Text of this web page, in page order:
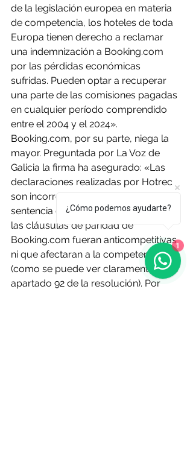
de la legislación europea en materia
de competencia, los hoteles de toda
Europa tienen derecho a reclamar
una indemnización a Booking.com
por las pérdidas económicas
sufridas. Pueden optar a recuperar
una parte de las comisiones pagadas
en cualquier período comprendido
entre el 2004 y el 2024».
Booking.com, por su parte, niega la
mayor. Preguntada por La Voz de
Galicia la firma ha asegurado: «Las
declaraciones realizadas por Hotrec
son incorrectas y engañosas. La
sentencia del TJUE no concluyó que
las cláusulas de paridad de
Booking.com fueran anticompetitivas
ni que afectaran a la competencia
(como se puede ver claramente en el
apartado 92 de la resolución). Por
¿Cómo podemos ayudarte?
1